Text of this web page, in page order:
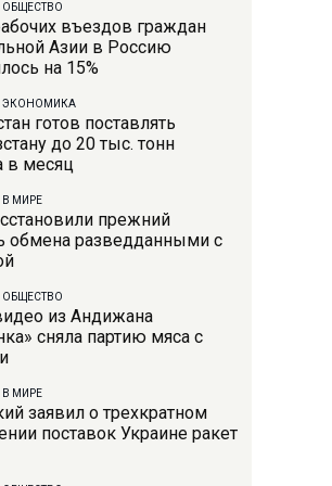
ОБЩЕСТВО
въездов граждан
Азии в Россию
на 15%
ЭКОНОМИКА
готов поставлять
до 20 тыс. тонн
в месяц
В МИРЕ
прежний
обмена разведданными с
ОБЩЕСТВО
из Андижана
сняла партию мяса с
В МИРЕ
заявил о трехкратном
поставок Украине ракет